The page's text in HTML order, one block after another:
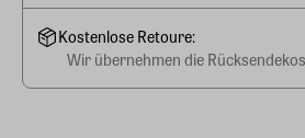
Kostenlose Retoure:
Wir übernehmen die